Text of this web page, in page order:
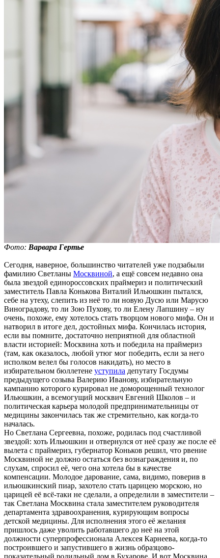
Фото: Варвара Гертье
Сегодня, наверное, большинство читателей уже подзабыли
фамилию Светланы Москвиной, а ещё совсем недавно она
была звездой единороссовских праймериз и политический
заместитель Павла Конькова Виталий Ильюшкин пытался,
себе на утеху, слепить из неё то ли новую Дусю или Марусю
Виноградову, то ли Зою Пухову, то ли Елену Лапшину – ну
очень, похоже, ему хотелось стать творцом нового мифа. Он и
натворил в итоге дел, достойных мифа. Кончилась история,
если вы помните, достаточно неприятной для областной
власти историей: Москвина хоть и победила на праймериз
(там, как оказалось, любой утюг мог победить, если за него
исполком велел бы голосов накидать), но место в
избирательном бюллетене уступила депутату Госдумы
предыдущего созыва Валерию Иванову, избирательную
кампанию которого курировал не доморощенный технолог
Ильюшкин, а всемогущий москвич Евгений Школов – и
политическая карьера молодой предпринимательницы от
медицины закончилась так же стремительно, как когда-то
началась.
Но Светлана Сергеевна, похоже, родилась под счастливой
звездой: хоть Ильюшкин и отвернулся от неё сразу же после её
вылета с праймериз, губернатор Коньков решил, что рвение
Москвиной не должно остаться без вознаграждения и, по
слухам, спросил её, чего она хотела бы в качестве
компенсации. Молодое дарование, сама, видимо, поверив в
ильюшкинский пиар, захотело стать царицею морскою, но
царицей её всё-таки не сделали, а определили в заместители –
так Светлана Москвина стала заместителем руководителя
департамента здравоохранения, курирующим вопросы
детской медицины. Для исполнения этого её желания
пришлось даже уволить работавшего до неё на этой
должности суперпрофессионала Алексея Карнеева, когда-то
построившего и запустившего в жизнь образцово-